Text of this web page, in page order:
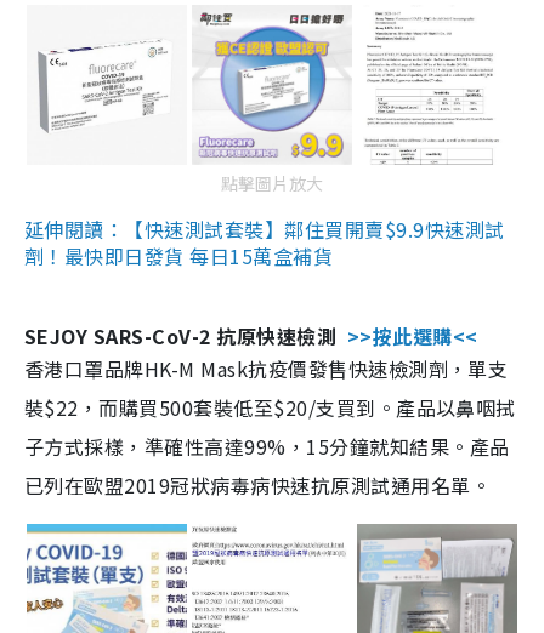
點擊圖片放大
延伸閱讀：【快速測試套裝】鄰住買開賣$9.9快速測試
劑！最快即日發貨 每日15萬盒補貨
SEJOY SARS-CoV-2 抗原快速檢測 >>按此選購<<
香港口罩品牌HK-M Mask抗疫價發售快速檢測劑，單支
裝$22，而購買500套裝低至$20/支買到。產品以鼻咽拭
子方式採樣，準確性高達99%，15分鐘就知結果。產品
已列在歐盟2019冠狀病毒病快速抗原測試通用名單。